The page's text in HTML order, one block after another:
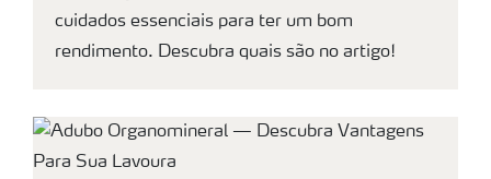
cuidados essenciais para ter um bom
rendimento. Descubra quais são no artigo!